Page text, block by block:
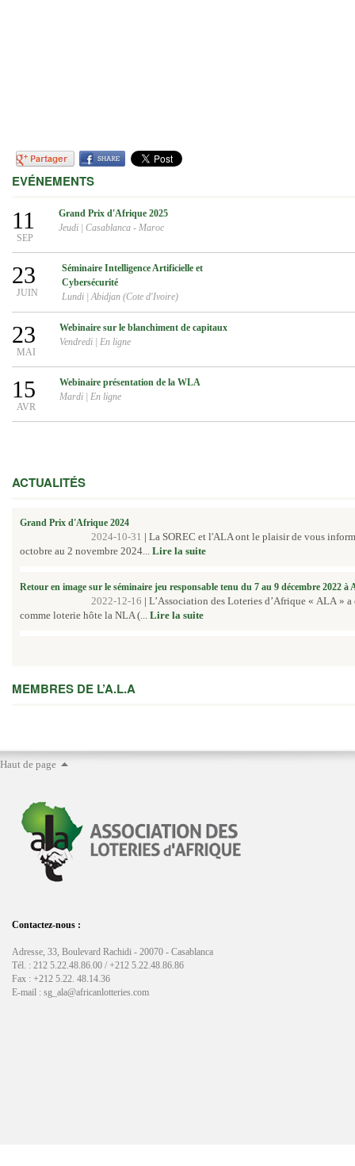
EVÉNEMENTS
11
SEP
Grand Prix d'Afrique 2025
Jeudi
Casablanca - Maroc
23
JUIN
Séminaire Intelligence Artificielle et
Cybersécurité
Lundi |Abidjan (Cote d'Ivoire)
23
MAI
Webinaire sur le blanchiment de capitaux
Vendredi
En ligne
15
AVR
Webinaire présentation de la WLA
Mardi
En ligne
ACTUALITÉS
Grand Prix d'Afrique 2024
2024-10-31 | La SOREC et l'ALA ont le plaisir de vous
octobre au 2 novembre 2024... Lire la suite
Retour en image sur le séminaire jeu responsable tenu du 7 au 9 décembre 2022 à
2022-12-16 | L’Association des Loteries d’Afrique « ALA »
comme loterie hôte la NLA (... Lire la suite
MEMBRES DE L’A.L.A
Haut de page
Contactez-nous :
Adresse, 33, Boulevard Rachidi - 20070 - Casablanca
Tél. : 212 5.22.48.86.00 / +212 5.22.48.86.86
Fax : +212 5.22. 48.14.36
E-mail : sg_ala@africanlotteries.com